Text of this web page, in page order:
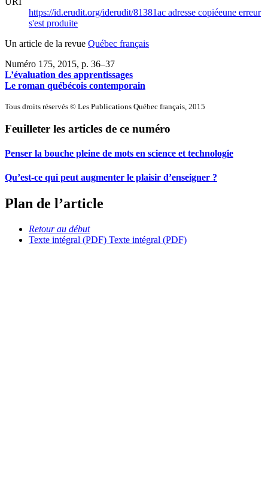
https://id.erudit.org/iderudit/81381ac adresse copiéeune erreur
s'est produite
Un article de la revue Québec français
Numéro 175, 2015, p. 36–37
L’évaluation des apprentissages
Le roman québécois contemporain
Tous droits réservés © Les Publications Québec français, 2015
Feuilleter les articles de ce numéro
Penser la bouche pleine de mots en science et technologie
Qu’est-ce qui peut augmenter le plaisir d’enseigner ?
Plan de l’article
Retour au début
Texte intégral (PDF) Texte intégral (PDF)